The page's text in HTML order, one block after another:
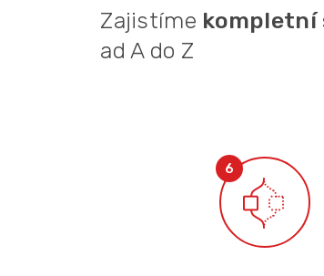
Zajistíme kompletní
ad A do Z